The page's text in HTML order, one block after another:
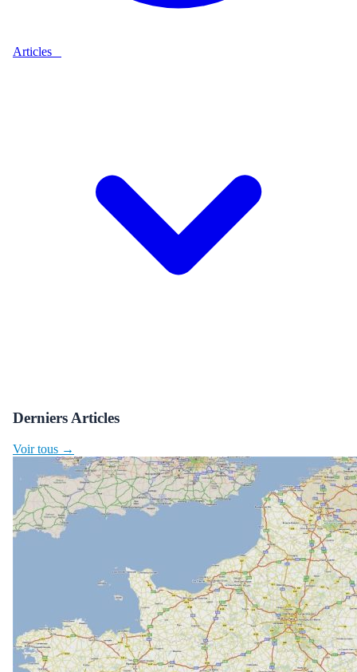
Articles
Derniers Articles
Voir tous →